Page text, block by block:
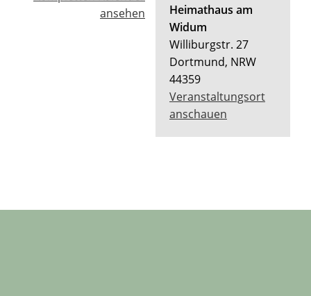
Heimathaus am
Widum
Williburgstr. 27
Dortmund, NRW
44359
Veranstaltungsort
anschauen
ansehen